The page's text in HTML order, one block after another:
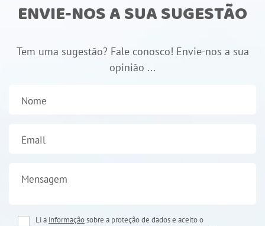
ENVIE-NOS A SUA SUGESTÃO
Tem uma sugestão? Fale conosco! Envie-nos a sua
opinião ...
Nome
Email
Mensagem
Li a informaçãosobre a proteção de dados e aceito o